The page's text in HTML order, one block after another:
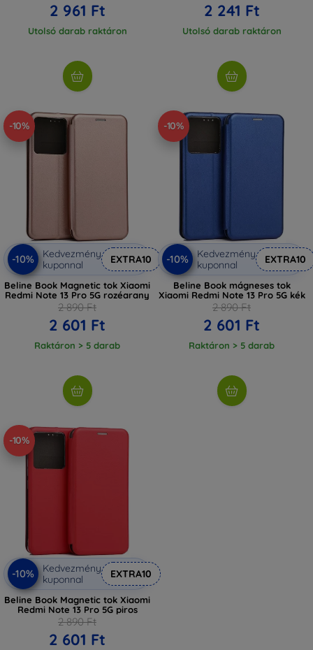
2 961 Ft
Utolsó darab raktáron
2 241 Ft
Utolsó darab raktáron
-10%
-10%
Kedvezmény
kuponnal
EXTRA10
Beline Book Magnetic tok Xiaomi
Redmi Note 13 Pro 5G rozéarany
2 890 Ft
2 601 Ft
Raktáron > 5 darab
-10%
-10%
Kedvezmény
kuponnal
EXTRA10
Beline Book mágneses tok
Xiaomi Redmi Note 13 Pro 5G kék
2 890 Ft
2 601 Ft
Raktáron > 5 darab
-10%
-10%
Kedvezmény
kuponnal
EXTRA10
Beline Book Magnetic tok Xiaomi
Redmi Note 13 Pro 5G piros
2 890 Ft
2 601 Ft